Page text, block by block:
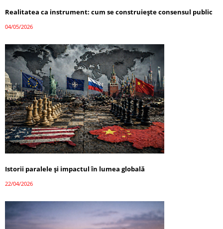
Realitatea ca instrument: cum se construiește consensul public
04/05/2026
Istorii paralele și impactul în lumea globală
22/04/2026